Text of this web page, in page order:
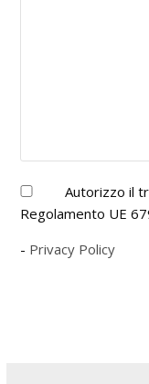
Autorizzo il
Regolamento UE
- Privacy Policy